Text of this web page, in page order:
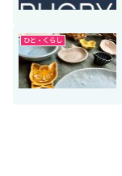
ひと・くらし